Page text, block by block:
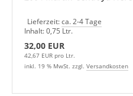
Lieferzeit:ca. 2-4 Tage
Inhalt: 0,75 Ltr.
32,00 EUR
42,67 EUR pro Ltr.
inkl. 19 % MwSt. zzgl. Versandkosten